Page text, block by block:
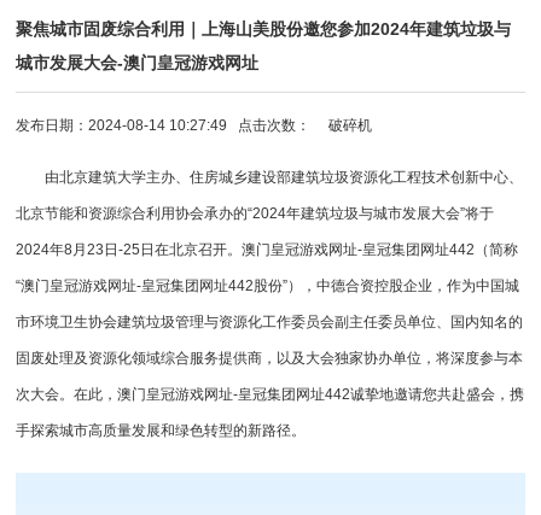
聚焦城市固废综合利用｜上海山美股份邀您参加2024年建筑垃圾与
城市发展大会-澳门皇冠游戏网址
发布日期：2024-08-14 10:27:49 点击次数：破碎机
由北京建筑大学主办、住房城乡建设部建筑垃圾资源化工程技术创新中心、
北京节能和资源综合利用协会承办的“2024年建筑垃圾与城市发展大会”将于
2024年8月23日-25日在北京召开。澳门皇冠游戏网址-皇冠集团网址442 （简称
“澳门皇冠游戏网址-皇冠集团网址442股份”），中德合资控股企业，作为中国城
市环境卫生协会建筑垃圾管理与资源化工作委员会副主任委员单位、国内知名的
固废处理及资源化领域综合服务提供商，以及大会独家协办单位，将深度参与本
次大会。在此，澳门皇冠游戏网址-皇冠集团网址442诚挚地邀请您共赴盛会，携
手探索城市高质量发展和绿色转型的新路径。